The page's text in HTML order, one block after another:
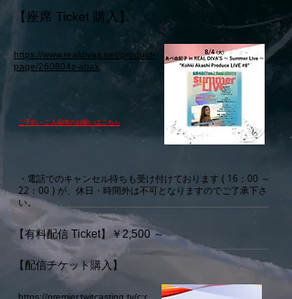
・電話でのキャンセル待ちも受け付けております ( 16：00 ～
22：00 ) が、休日・時間外は不可となりますのでご了承下さ
い。
【座席 Ticket 購入】
​ご予約・ご入場時のお願いはこちら
https://www.realdivas.net/product-
page/260804z-abak
【有料配信 Ticket】￥2,500 ～
【配信チケット購入】
https://premier.twitcasting.tv/c:r